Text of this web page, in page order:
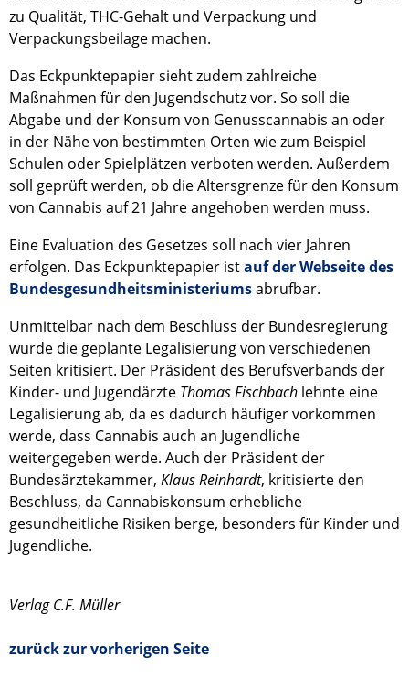
zu Qualität, THC-Gehalt und Verpackung und
Verpackungsbeilage machen.
Das Eckpunktepapier sieht zudem zahlreiche
Maßnahmen für den Jugendschutz vor. So soll die
Abgabe und der Konsum von Genusscannabis an oder
in der Nähe von bestimmten Orten wie zum Beispiel
Schulen oder Spielplätzen verboten werden. Außerdem
soll geprüft werden, ob die Altersgrenze für den Konsum
von Cannabis auf 21 Jahre angehoben werden muss.
Eine Evaluation des Gesetzes soll nach vier Jahren
erfolgen. Das Eckpunktepapier istauf der Webseite des
Bundesgesundheitsministeriumsabrufbar.
Unmittelbar nach dem Beschluss der Bundesregierung
wurde die geplante Legalisierung von verschiedenen
Seiten kritisiert. Der Präsident des Berufsverbands der
Kinder- und Jugendärzte Thomas Fischbach lehnte eine
Legalisierung ab, da es dadurch häufiger vorkommen
werde, dass Cannabis auch an Jugendliche
weitergegeben werde. Auch der Präsident der
Bundesärztekammer, Klaus Reinhardt, kritisierte den
Beschluss, da Cannabiskonsum erhebliche
gesundheitliche Risiken berge, besonders für Kinder und
Jugendliche.
Verlag C.F. Müller
zurück zur vorherigen Seite